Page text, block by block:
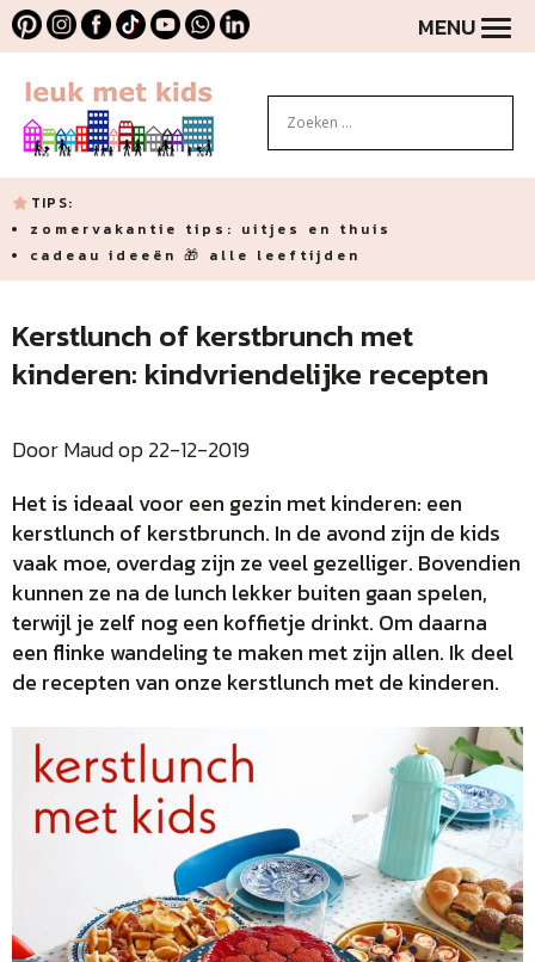
MENU
TIPS:
zomervakantie tips: uitjes en thuis
cadeau ideeën 🎁 alle leeftijden
Kerstlunch of kerstbrunch met
kinderen: kindvriendelijke recepten
Door Maud op 22-12-2019
Het is ideaal voor een gezin met kinderen: een
kerstlunch of kerstbrunch. In de avond zijn de kids
vaak moe, overdag zijn ze veel gezelliger. Bovendien
kunnen ze na de lunch lekker buiten gaan spelen,
terwijl je zelf nog een koffietje drinkt. Om daarna
een flinke wandeling te maken met zijn allen. Ik deel
de recepten van onze kerstlunch met de kinderen.